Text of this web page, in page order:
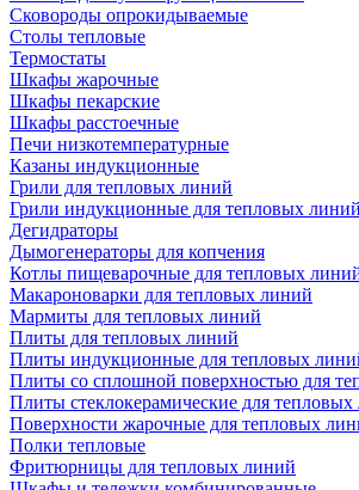
Сковороды опрокидываемые
Столы тепловые
Термостаты
Шкафы жарочные
Шкафы пекарские
Шкафы расстоечные
Печи низкотемпературные
Казаны индукционные
Грили для тепловых линий
Грили индукционные для тепловых линий
Дегидраторы
Дымогенераторы для копчения
Котлы пищеварочные для тепловых
Макароноварки для тепловых линий
Мармиты для тепловых линий
Плиты для тепловых линий
Плиты индукционные для тепловых
Плиты со сплошной поверхностью для
Плиты стеклокерамические для
Поверхности жарочные для тепловых
Полки тепловые
Фритюрницы для тепловых линий